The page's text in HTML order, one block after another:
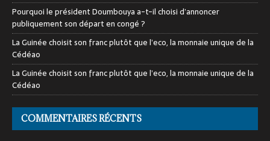
Pourquoi le président Doumbouya a-t-il choisi d’annoncer
publiquement son départ en congé ?
La Guinée choisit son franc plutôt que l’eco, la monnaie unique de la
Cédéao
La Guinée choisit son franc plutôt que l’eco, la monnaie unique de la
Cédéao
COMMENTAIRES RÉCENTS